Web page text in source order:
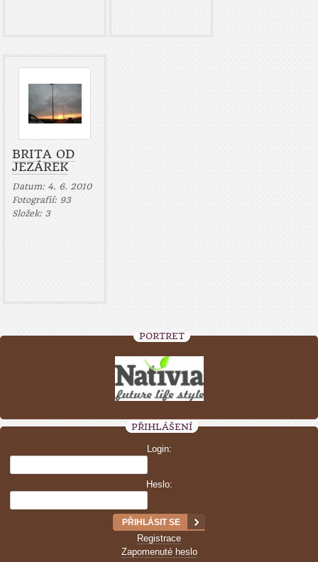
BRITA OD
JEZÁREK
Datum: 4. 6. 2010
Fotografií: 93
Složek: 3
PORTRÉT
PŘIHLÁŠENÍ
Login:
Heslo:
Registrace
Zapomenuté heslo